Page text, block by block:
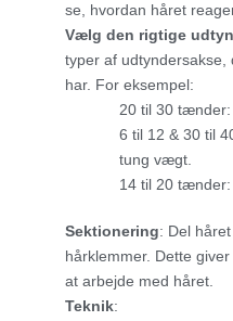
se, hvordan håret
Vælg den rigtige
typer af
har. For eksempel:
20 til 30 tænder:
6 til 12 & 30 til
tung vægt.
14 til 20 tænder:
Sektionering: Del
hårklemmer. Dette
at arbejde med håret.
Teknik: